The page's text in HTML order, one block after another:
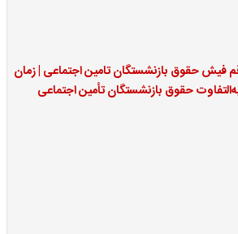
فیش حقوق بازنشستگان تامین اجتماعی | زمان
حقوق بازنشستگان تأمین اجتماعی